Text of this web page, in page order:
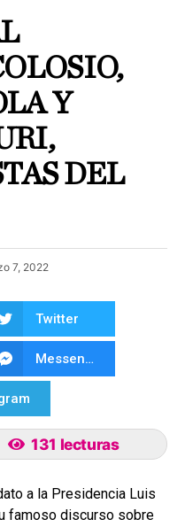
Y
DEL
7, 2022
Twitter
Messenger
131 lecturas
a la Presidencia Luis
famoso discurso sobre